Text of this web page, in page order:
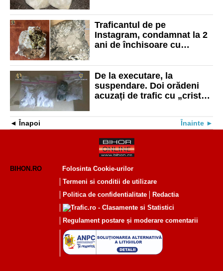
de lei
Traficantul de pe
Instagram, condamnat la 2
ani de închisoare cu
„cristal” și canabis în
Oradea
De la executare, la
suspendare. Doi orădeni
acuzați de trafic cu „cristal”
Înapoi Înainte
BIHON.RO
Folosinta Cookie-urilor
Termeni si conditii de utilizare
Politica de confidentialitate
Redactia
Regulament postare și moderare comentarii